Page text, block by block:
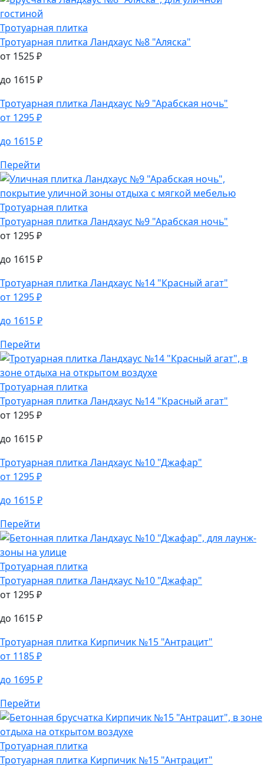
Тротуарная плитка
Тротуарная плитка Ландхаус №8 "Аляска"
от 1525₽
до 1615₽
Тротуарная плитка Ландхаус №9 "Арабская ночь"
от 1295₽
до 1615₽
Перейти
Тротуарная плитка
Тротуарная плитка Ландхаус №9 "Арабская ночь"
от 1295₽
до 1615₽
Тротуарная плитка Ландхаус №14 "Красный агат"
от 1295₽
до 1615₽
Перейти
Тротуарная плитка
Тротуарная плитка Ландхаус №14 "Красный агат"
от 1295₽
до 1615₽
Тротуарная плитка Ландхаус №10 "Джафар"
от 1295₽
до 1615₽
Перейти
Тротуарная плитка
Тротуарная плитка Ландхаус №10 "Джафар"
от 1295₽
до 1615₽
Тротуарная плитка Кирпичик №15 "Антрацит"
от 1185₽
до 1695₽
Перейти
Тротуарная плитка
Тротуарная плитка Кирпичик №15 "Антрацит"